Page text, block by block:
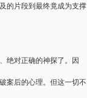
的片段到最终竟成为支撑
绝对正确的神探了。因
案后的心理。但这一切不